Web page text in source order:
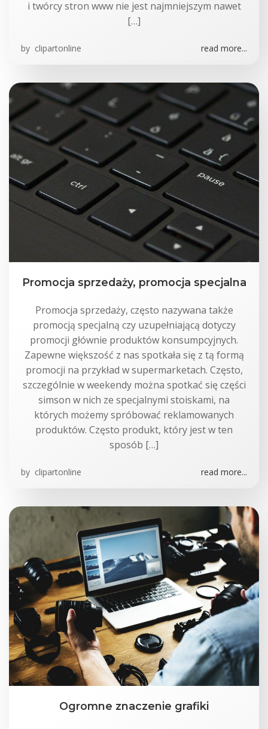
i twórcy stron www nie jest najmniejszym nawet
[…]
by clipartonline read more...
Promocja sprzedaży, promocja specjalna
Promocja sprzedaży, często nazywana także
promocją specjalną czy uzupełniającą dotyczy
promocji głównie produktów konsumpcyjnych.
Zapewne większość z nas spotkała się z tą formą
promocji na przykład w supermarketach. Często,
szczególnie w weekendy można spotkać się części
simson w nich ze specjalnymi stoiskami, na
których możemy spróbować reklamowanych
produktów. Często produkt, który jest w ten
sposób […]
by clipartonline read more...
Ogromne znaczenie grafiki